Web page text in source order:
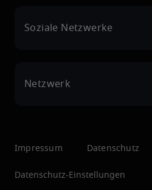
Soziale Netzwerke
Netzwerk
Impressum Datenschutz
Datenschutz-Einstellungen